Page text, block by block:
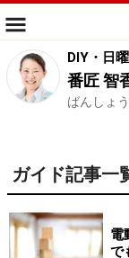
DIY・日
番匠 智
ばんしょ
ガイド記事一
電
で